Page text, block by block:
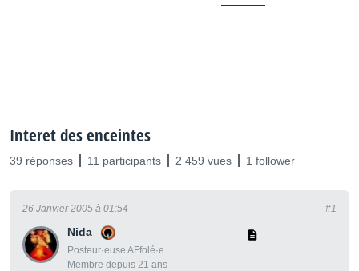
Interet des enceintes
39 réponses 11 participants 2 459 vues 1 follower
Nida
Posteur·euse AFfolé·e
Membre depuis 21 ans
26 Janvier 2005 à 01:54 #1